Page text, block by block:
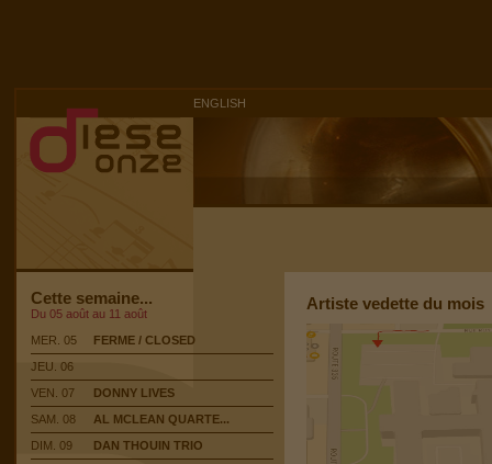
ENGLISH
Cette semaine...
Du 05 août au 11 août
MER. 05
FERME / CLOSED
JEU. 06
VEN. 07
DONNY LIVES
SAM. 08
AL MCLEAN QUARTE...
DIM. 09
DAN THOUIN TRIO
Artiste vedette du mois